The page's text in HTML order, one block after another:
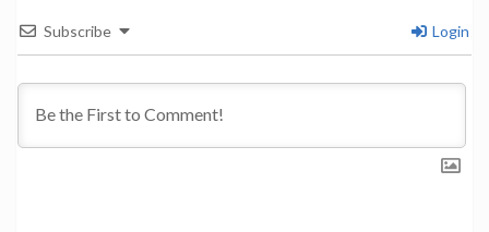
Subscribe Login